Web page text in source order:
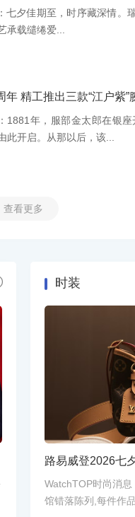
七夕佳期至，时序藏深情。
承载缱绻爱...
年 精工推出三款“江户紫”
1881年，服部金太郎在银
此开启。从那以后，该...
查看更多
时装
路易威登2026七
WatchTOP时尚消
馆错落陈列,每件作